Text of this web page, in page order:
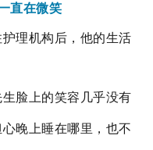
直在微笑
理机构后，他的生活
生脸上的笑容几乎没有
晚上睡在哪里，也不